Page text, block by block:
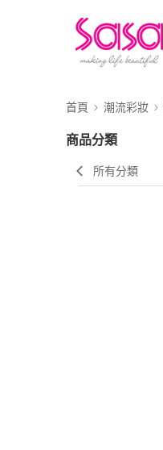
首頁 潮流彩妝
商品分類
所有分類